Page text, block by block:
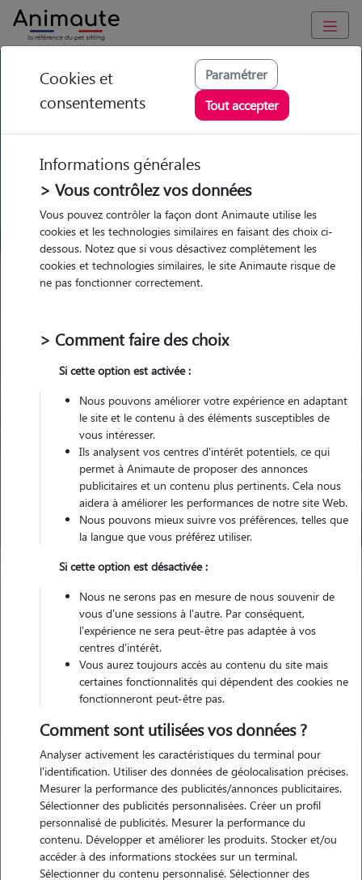
GARDE ANIMAUX à Valenciennes : Garde chien et chat en
famille ou à domicile, visites et promenades
Trouvez une garde animaux à
Valenciennes
Parmi nos 46 pet-sitters à
Valenciennes
Pour quel animal ?
Trouver mon Pet Sitter
Valenciennes
Nos familles d'accueil à Valenciennes
(59300)
Cookies et
consentements
Paramétrer
Tout accepter
Informations générales
> Vous contrôlez vos données
Vous pouvez contrôler la façon dont Animaute utilise les
cookies et les technologies similaires en faisant des choix ci-
dessous. Notez que si vous désactivez complètement les
cookies et technologies similaires, le site Animaute risque de
ne pas fonctionner correctement.
> Comment faire des choix
Si cette option est activée :
Nous pouvons améliorer votre expérience en adaptant
le site et le contenu à des éléments susceptibles de
vous intéresser.
Ils analysent vos centres d'intérêt potentiels, ce qui
permet à Animaute de proposer des annonces
publicitaires et un contenu plus pertinents. Cela nous
aidera à améliorer les performances de notre site Web.
Nous pouvons mieux suivre vos préférences, telles que
la langue que vous préférez utiliser.
Si cette option est désactivée :
Nous ne serons pas en mesure de nous souvenir de
vous d'une sessions à l'autre. Par conséquent,
l'expérience ne sera peut-être pas adaptée à vos
centres d'intérêt.
Vous aurez toujours accès au contenu du site mais
certaines fonctionnalités qui dépendent des cookies ne
fonctionneront peut-être pas.
Comment sont utilisées vos données ?
Analyser activement les caractéristiques du terminal pour
l'identification. Utiliser des données de géolocalisation précises.
Mesurer la performance des publicités/annonces publicitaires.
Sélectionner des publicités personnalisées. Créer un profil
personnalisé de publicités. Mesurer la performance du
contenu. Développer et améliorer les produits. Stocker et/ou
accéder à des informations stockées sur un terminal.
Sélectionner du contenu personnalisé. Sélectionner des